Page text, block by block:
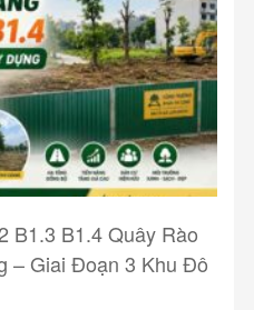
B1.3 B1.4 Quây Rào
– Giai Đoạn 3 Khu Đô